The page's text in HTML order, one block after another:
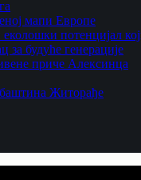
мапи Европе
потенцијал
будуће генерације
приче Алексинца
Житорађе